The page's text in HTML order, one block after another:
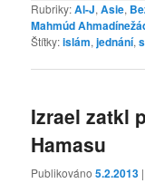
Rubriky:Al-J,Asie,
Mahmúd
Štítky:islám,jednání,
Izrael zatkl
Hamasu
Publikováno5.2.2013